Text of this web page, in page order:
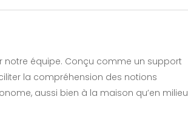
la compréhension des notions
aussi bien à la maison qu’en milieu